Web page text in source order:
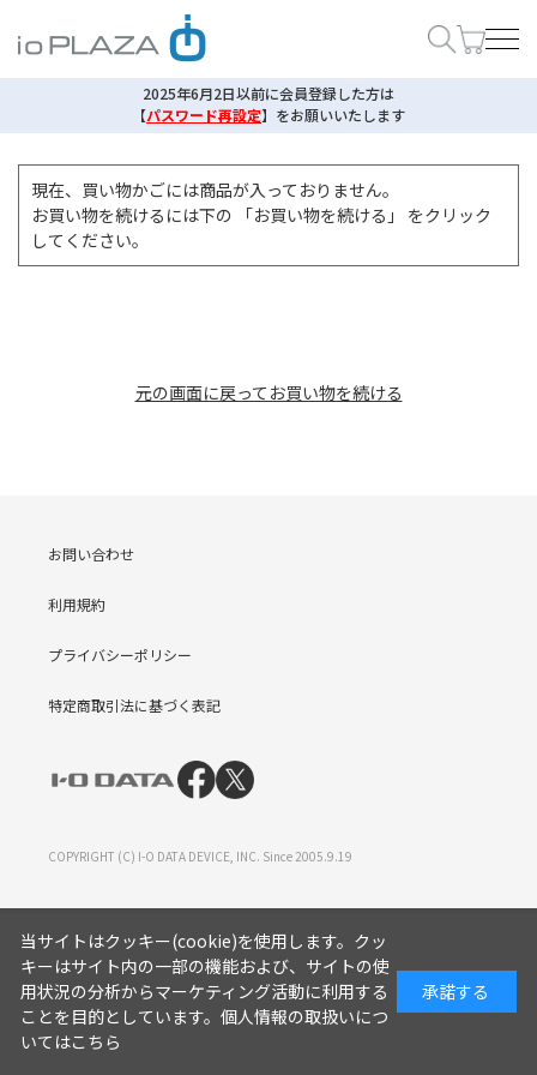
2025年6月2日以前に会員登録した方は
【パスワード再設定】 をお願いいたします
現在、買い物かごには商品が入っておりません。
お買い物を続けるには下の 「お買い物を続ける」 をクリック
してください。
元の画面に戻ってお買い物を続ける
お問い合わせ
利用規約
プライバシーポリシー
特定商取引法に基づく表記
COPYRIGHT (C) I-O DATA DEVICE, INC. Since 2005.9.19
当サイトはクッキー(cookie)を使用します。クッ
キーはサイト内の一部の機能および、サイトの使
用状況の分析からマーケティング活動に利用する
ことを目的としています。 個人情報の取扱いにつ
いてはこちら
承諾する